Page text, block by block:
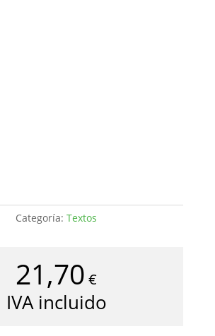
Categoría:Textos
21,70 €
IVA incluido